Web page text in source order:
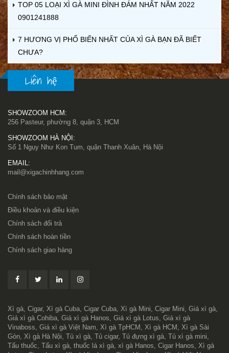
TOP 05 LOẠI XÌ GÀ MINI ĐÌNH ĐÁM NHẤT NĂM 2022
0901241888
7 HƯƠNG VỊ PHỔ BIẾN NHẤT CỦA XÌ GÀ BẠN ĐÃ BIẾT
CHƯA?
Liên hệ
SHOWZOOM HCM:
256 Pasteur, phường 8, quận 3, HCM
SHOWZOOM HÀ NỘI:
Số 1 Ngụy Như Kon Tum, quận Thanh Xuân, Hà Nội
EMAIL:
mail@xigachinhhang.com
Chính sách bảo mật
Điều khoản và điều kiện
Chính sách đổi trả
Chính sách hoàn tiền
Chính sách giao hàng
Xì gà, Cigar, Xì gà Cuba, Cigar Cuba, Xì gà Mini, Cigar Mini, Giá xì gà,
Giá xì gà Cohiba, Giá xì gà Hanos, Giá xì gà Lotus, Giá xì gà
Vinaboss, Giá xì gà Việt Nam, Xì gà TpHCM, Xì gà HCM, Xì gà Sài
Gòn, Xì gà Hà Nội, Tủ xì gà, Tủ cigar, Tủ đựng xì gà, Tủ xì gà mini,
Tẩu thuốc, Tẩu xì gà, thuốc lá xì gà, xì gà Hanos, Cigar Hanos, Xì gà